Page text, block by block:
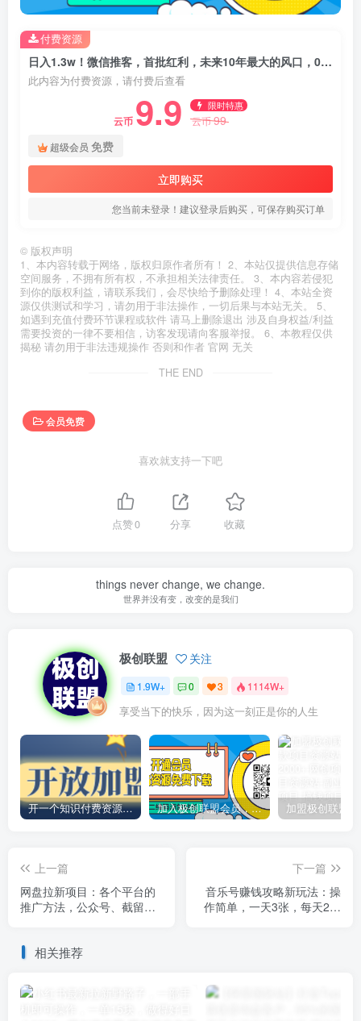
日入1.3w！微信推客，首批红利，未来10年最大的风口，0门槛，人人可做！
此内容为付费资源，请付费后查看
云币 9.9 限时特惠
云币99
超级会员 免费
立即购买
您当前未登录！建议登录后购买，可保存购买订单
付费资源
© 版权声明
1、本内容转载于网络，版权归原作者所有！ 2、本站仅提供信息存储
空间服务，不拥有所有权，不承担相关法律责任。 3、本内容若侵犯
到你的版权利益，请联系我们，会尽快给予删除处理！ 4、本站全资
源仅供测试和学习，请勿用于非法操作，一切后果与本站无关。 5、
如遇到充值付费环节课程或软件 请马上删除退出 涉及自身权益/利益
需要投资的一律不要相信，访客发现请向客服举报。 6、本教程仅供
揭秘 请勿用于非法违规操作 否则和作者 官网 无关
THE END
会员免费
喜欢就支持一下吧
点赞0 分享 收藏
things never change, we change.
世界并没有变，改变的是我们
极创联盟 关注
1.9W+ 0 3 1114W+
享受当下的快乐，因为这一刻正是你的人生
开一个知识付费资源网站，小白也能日入1000+ 加入极创联盟会员，全站资源免费学习。
上一篇
网盘拉新项目：各个平台的
推广方法，公众号、截留玩
下一篇
音乐号赚钱攻略新玩法：操
作简单，一天3张，每天2小
相关推荐